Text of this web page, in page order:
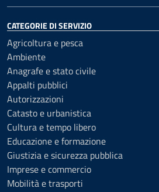
CATEGORIE DI SERVIZIO
Agricoltura e pesca
Ambiente
Anagrafe e stato civile
Appalti pubblici
Autorizzazioni
Catasto e urbanistica
Cultura e tempo libero
Educazione e formazione
Giustizia e sicurezza pubblica
Imprese e commercio
Mobilità e trasporti